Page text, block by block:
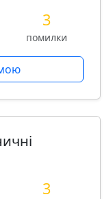
3
помилки
3